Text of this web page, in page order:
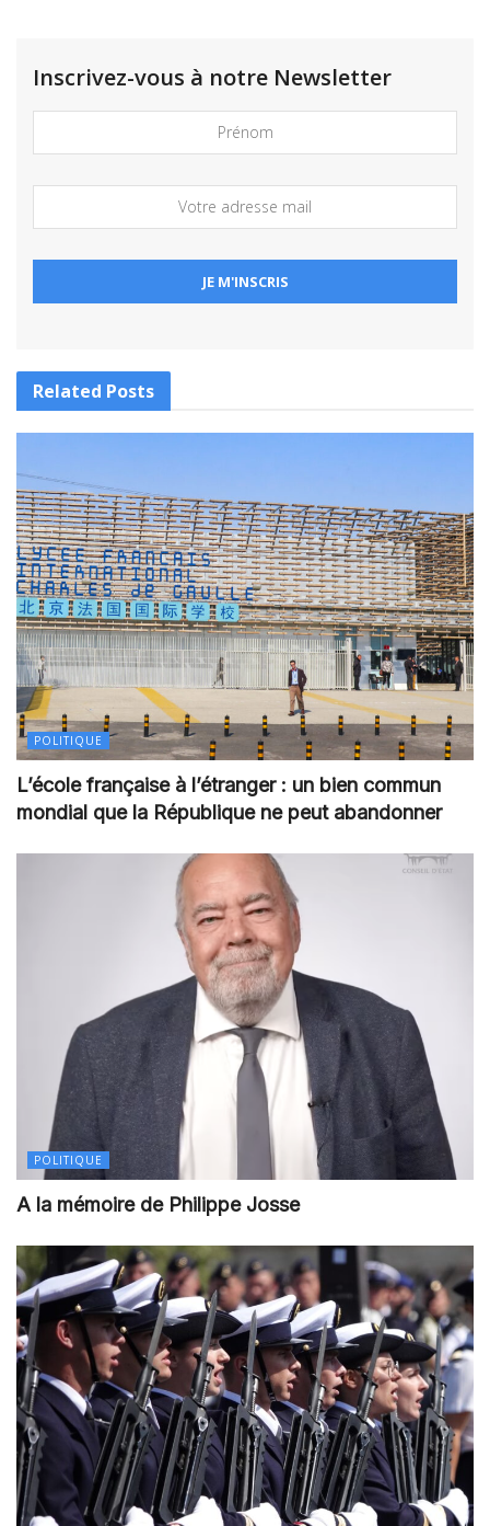
Inscrivez-vous à notre Newsletter
Related Posts
POLITIQUE
L’école française à l’étranger : un bien commun
mondial que la République ne peut abandonner
POLITIQUE
A la mémoire de Philippe Josse